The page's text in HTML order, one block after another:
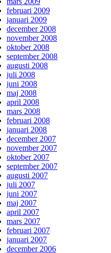
februari 2009
januari 2009
december 2008
november 2008
oktober 2008
september 2008
augusti 2008
juli 2008
juni 2008
maj 2008
april 2008
mars 2008
februari 2008
januari 2008
december 2007
november 2007
oktober 2007
september 2007
augusti 2007
juli 2007
juni 2007
maj 2007
april 2007
mars 2007
februari 2007
januari 2007
december 2006